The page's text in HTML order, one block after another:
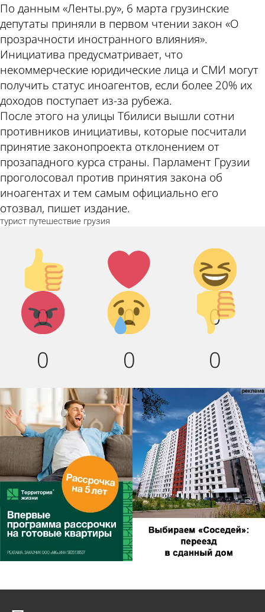
По данным «Ленты.ру», 6 марта грузинские
депутаты приняли в первом чтении закон «О
прозрачности иностранного влияния».
Инициатива предусматривает, что
некоммерческие юридические лица и СМИ могут
получить статус иноагентов, если более 20% их
доходов поступает из-за рубежа.
После этого на улицы Тбилиси вышли сотни
противников инициативы, которые посчитали
принятие законопроекта отклонением от
прозападного курса страны. Парламент Грузии
проголосовал против принятия закона об
иноагентах и тем самым официально его
отозвал, пишет издание.
турист путешествие грузия
Палец
вверх!
0
Лайк!
0
Дикий
смех!
0
Агрессия!
0
Грусть :
(
0
Палец
вниз!
0